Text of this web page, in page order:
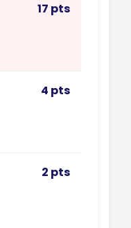
17 pts
4 pts
2 pts